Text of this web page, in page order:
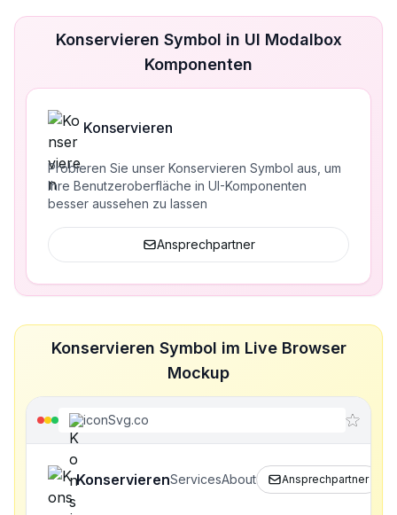
Konservieren Symbol in UI Modalbox
Komponenten
Konservieren
Probieren Sie unser Konservieren Symbol aus, um
Ihre Benutzeroberfläche in UI-Komponenten
besser aussehen zu lassen
Ansprechpartner
Konservieren Symbol im Live Browser
Mockup
iconSvg.co
KonservierenServicesAbout Ansprechpartner